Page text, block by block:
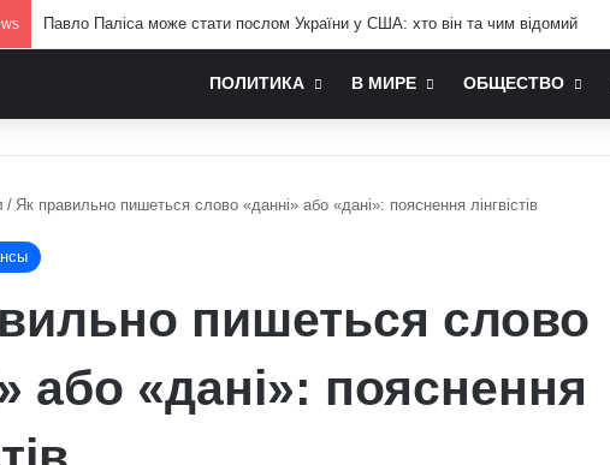
Від яких продуктів страждає серцево-судинна система: попередження лікарів
ПОЛИТИКА В МИРЕ ОБЩЕСТВО
/ Як правильно пишеться слово «данні» або «дані»: пояснення лінгвістів
пишеться слово
або «дані»: пояснення